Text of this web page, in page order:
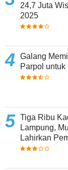
24,7 Juta
2025
Galang
Parpol untuk
Tiga Ribu
Lampung,
Lahirkan